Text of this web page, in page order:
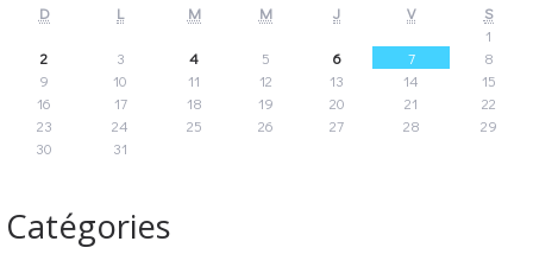
D L M M J V
S
1
2
3 4 5 6 7
8
9
10 11 12 13 14
15
16
17 18 19 20 21
22
23
24 25 26 27 28
29
30
31
Catégories